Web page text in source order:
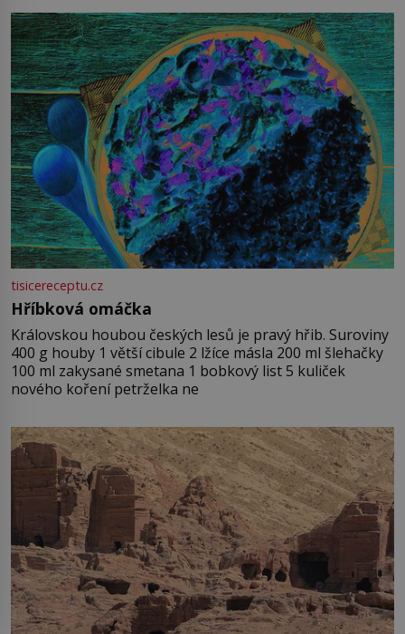
tisicereceptu.cz
Hříbková omáčka
Královskou houbou českých lesů je pravý hřib. Suroviny
400 g houby 1 větší cibule 2 lžíce másla 200 ml šlehačky
100 ml zakysané smetana 1 bobkový list 5 kuliček
nového koření petrželka ne